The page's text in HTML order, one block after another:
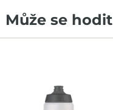
Může se hodit